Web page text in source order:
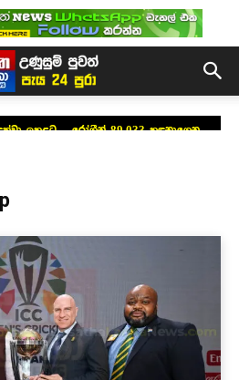
ඉහළට – රෝගීන් 89,033 හඳුනාගෙන